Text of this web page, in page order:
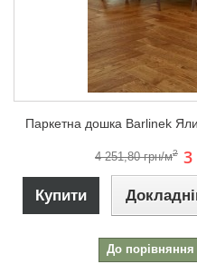
Паркетна дошка Barlinek
4 251,80 грн/м2 3
Купити
До порівняння